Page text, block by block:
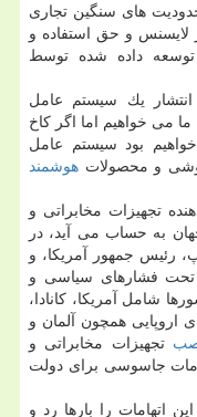
های سنگین تجاری
لایسنس و حق استفاده و
توسعه داده شده توسط
یك سیستم عامل
می خواهیم اما اگر كاخ
خواهیم بود سیستم عامل
گوشی و محصولات هوشمند
تجهیزات مخابراتی و
به حساب می آید، در
رئیس جمهور آمریكا، و
فشارهای سیاسی و
شامل آمریكا، كانادا،
اروپایی همچون آلمان و
تجهیزات مخابراتی و
جاسوسی برای دولت
اتهامات را بارها رد و